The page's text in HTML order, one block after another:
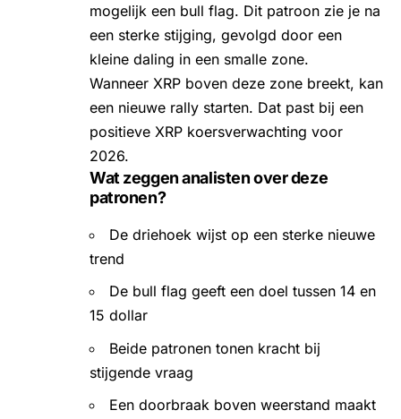
mogelijk een bull flag. Dit patroon zie je na
een sterke stijging, gevolgd door een
kleine daling in een smalle zone.
Wanneer XRP boven deze zone breekt, kan
een nieuwe rally starten. Dat past bij een
positieve XRP koersverwachting voor
2026.
Wat zeggen analisten over deze
patronen?
De driehoek wijst op een sterke nieuwe
trend
De bull flag geeft een doel tussen 14 en
15 dollar
Beide patronen tonen kracht bij
stijgende vraag
Een doorbraak boven weerstand maakt